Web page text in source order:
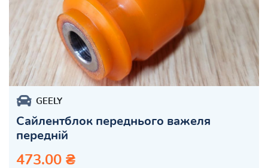
GEELY
Сайлентблок переднього важеля
передній
473.00 ₴